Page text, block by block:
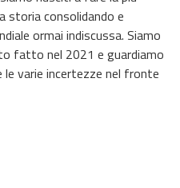
storia consolidando e
ormai indiscussa. Siamo
fatto nel 2021 e guardiamo
varie incertezze nel fronte